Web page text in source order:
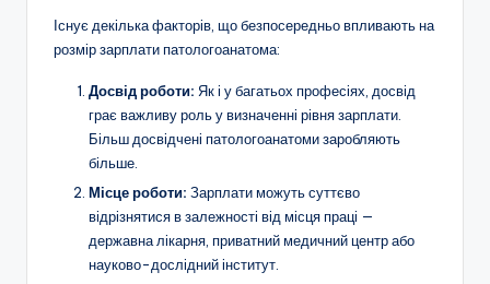
Існує декілька факторів, що безпосередньо впливають на
розмір зарплати патологоанатома:
Досвід роботи: Як і у багатьох професіях, досвід
грає важливу роль у визначенні рівня зарплати.
Більш досвідчені патологоанатоми заробляють
більше.
Місце роботи: Зарплати можуть суттєво
відрізнятися в залежності від місця праці —
державна лікарня, приватний медичний центр або
науково-дослідний інститут.